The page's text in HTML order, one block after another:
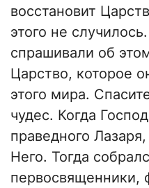
восстановит
этого не
спрашивали об
Царство, которое
этого мира.
чудес. Когда
праведного
Него. Тогда
первосвященники,